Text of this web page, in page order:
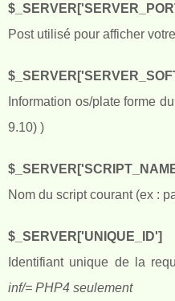
Post utilisé pour afficher
Information os/plate forme
9.10) )
Nom du script courant (ex :
$_SERVER['UNIQUE_ID']
Identifiant unique de la
inf/= PHP4 seulement